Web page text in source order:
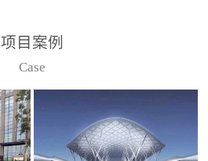
项目案例
Case